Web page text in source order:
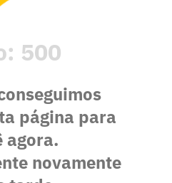
500
página para
agora.
novamente